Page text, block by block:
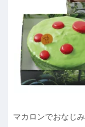
マカロンでおなじみ